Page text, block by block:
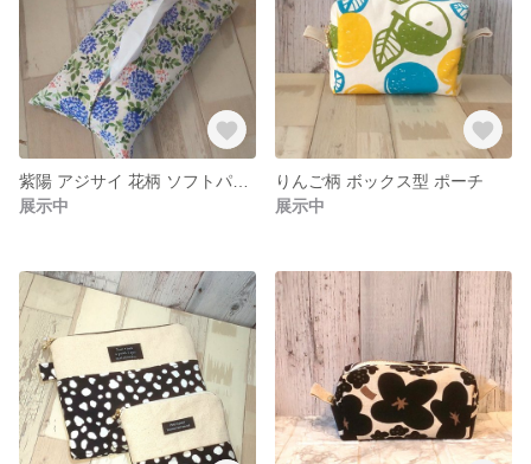
展示中
りんご柄 ボックス型 ポーチ
展示中